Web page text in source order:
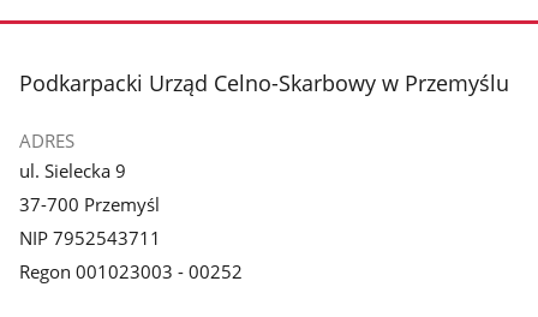
stopka
Podkarpacki Urząd Celno-Skarbowy w Przemyślu
ADRES
ul. Sielecka 9
37-700 Przemyśl
NIP 7952543711
Regon 001023003 - 00252